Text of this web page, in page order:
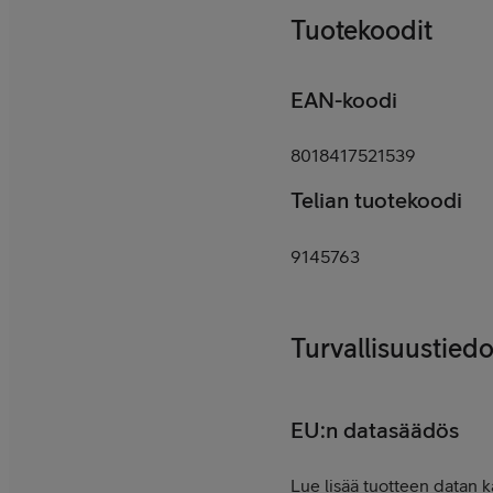
Tuotekoodit
EAN-koodi
8018417521539
Telian tuotekoodi
9145763
EU:n datasäädös
Lue lisää tuotteen datan